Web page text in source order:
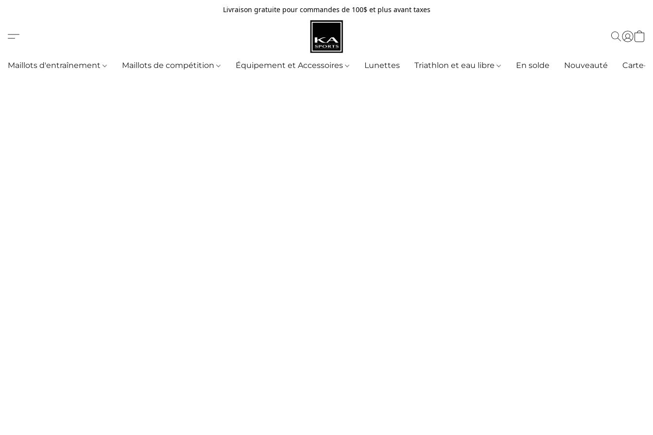
Livraison gratuite pour commandes de 100$ et plus avant taxes
Maillots d'entraînement Maillots de compétition Équipement et Accessoires Lunettes Triathlon et eau libre En solde Nouveauté Carte-